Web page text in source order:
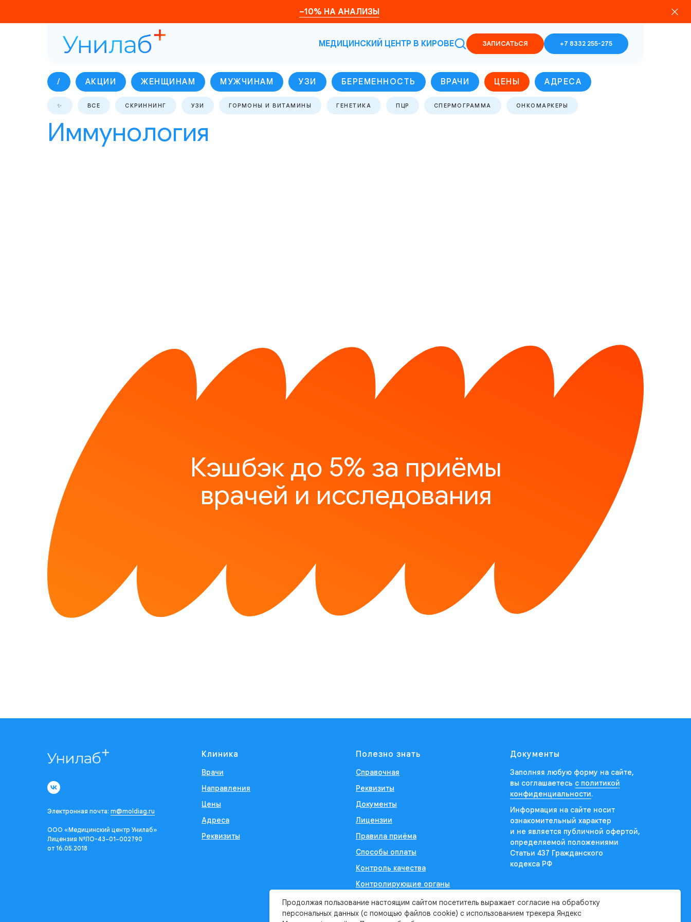
–10% НА АНАЛИЗЫ
МЕДИЦИНСКИЙ ЦЕНТР В КИРОВЕ ЗАПИСАТЬСЯ +7 8332 255-275
/ АКЦИИ ЖЕНЩИНАМ МУЖЧИНАМ УЗИ БЕРЕМЕННОСТЬ ВРАЧИ ЦЕНЫ АДРЕСА
✨ ВСЕ СКРИННИНГ УЗИ ГОРМОНЫ И ВИТАМИНЫ ГЕНЕТИКА ПЦР СПЕРМОГРАММА ОНКОМАРКЕРЫ
Иммунология
Кэшбэк до 5% за приёмы
врачей и исследования
Электронная почта: m@moldiag.ru
ООО «Медицинский центр Унилаб»
Лицензия №ЛО-43−01−002790
от 16.05.2018
Клиника
Врачи
Направления
Цены
Адреса
Реквизиты
Полезно знать
Справочная
Реквизиты
Документы
Лицензии
Правила приёма
Способы оплаты
Контроль качества
Контролирующие органы
Документы
Заполняя любую форму на сайте,
вы соглашаетесь с политикой
конфиденциальности.
Информация на сайте носит
ознакомительный характер
и не является публичной офертой,
определяемой положениями
Статьи 437 Гражданского
кодекса РФ
Продолжая пользование настоящим сайтом посетитель выражает согласие на обработку
персональных данных (с помощью файлов cookie) с использованием трекера Яндекс